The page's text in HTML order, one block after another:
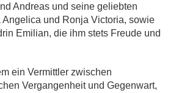
Andreas und seine geliebten
Angelica und Ronja Victoria, sowie
Emilian, die ihm stets Freude und
ein Vermittler zwischen
Vergangenheit und Gegenwart,